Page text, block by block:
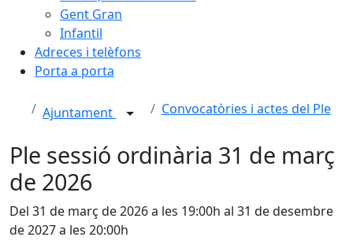
Gent Gran
Infantil
Adreces i telèfons
Porta a porta
Ajuntament Convocatòries i actes del Ple
Ple sessió ordinària 31 de març
de 2026
Del 31 de març de 2026 a les 19:00h al 31 de desembre
de 2027 a les 20:00h